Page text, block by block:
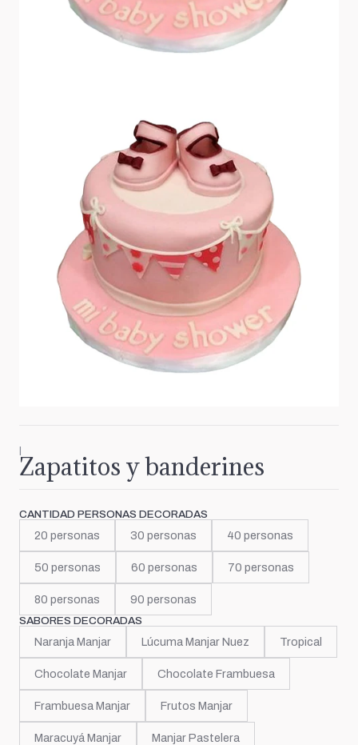
|
Zapatitos y banderines
CANTIDAD PERSONAS DECORADAS
20 personas 30 personas 40 personas
50 personas 60 personas 70 personas
80 personas 90 personas
SABORES DECORADAS
Naranja Manjar Lúcuma Manjar Nuez Tropical
Chocolate Manjar Chocolate Frambuesa
Frambuesa Manjar Frutos Manjar
Maracuyá Manjar Manjar Pastelera